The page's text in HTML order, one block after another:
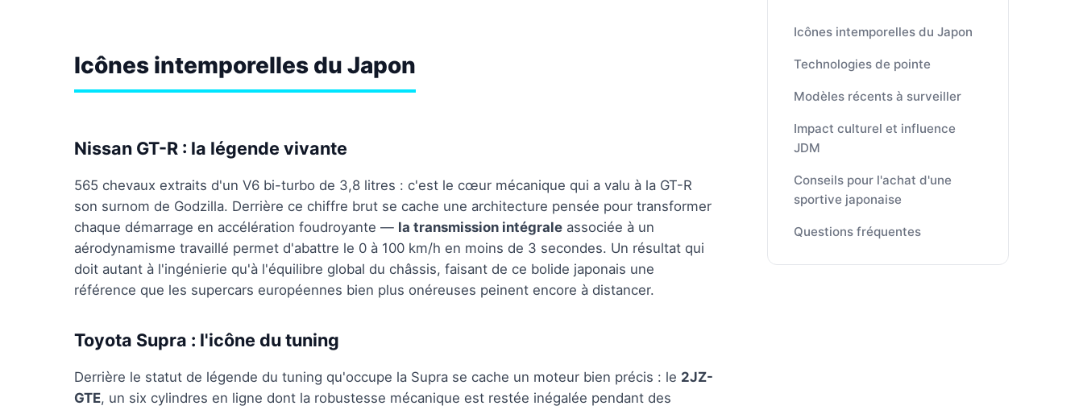
Icônes intemporelles du Japon
Technologies de pointe
Modèles récents à surveiller
Impact culturel et influence
JDM
Conseils pour l'achat d'une
sportive japonaise
Questions fréquentes
Icônes intemporelles du Japon
Nissan GT-R : la légende vivante
565 chevaux extraits d'un V6 bi-turbo de 3,8 litres : c'est le cœur mécanique qui a valu à la GT-R
son surnom de Godzilla. Derrière ce chiffre brut se cache une architecture pensée pour transformer
chaque démarrage en accélération foudroyante — la transmission intégrale associée à un
aérodynamisme travaillé permet d'abattre le 0 à 100 km/h en moins de 3 secondes. Un résultat qui
doit autant à l'ingénierie qu'à l'équilibre global du châssis, faisant de ce bolide japonais une
référence que les supercars européennes bien plus onéreuses peinent encore à distancer.
Toyota Supra : l'icône du tuning
Derrière le statut de légende du tuning qu'occupe la Supra se cache un moteur bien précis : le 2JZ-
GTE, un six cylindres en ligne dont la robustesse mécanique est restée inégalée pendant des